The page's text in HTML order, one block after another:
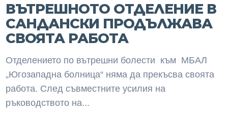
ВЪТРЕШНОТО ОТДЕЛЕНИЕ В
САНДАНСКИ ПРОДЪЛЖАВА
СВОЯТА РАБОТА
Отделението по вътрешни болести към МБАЛ
„Югозападна болница“ няма да прекъсва своята
работа. След съвместните усилия на
ръководството на...